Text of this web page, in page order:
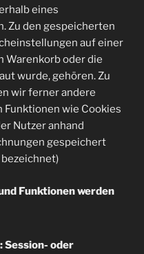
eines
Zu den gespeicherten
auf einer
Warenkorb oder die
wurde, gehören. Zu
wir ferner andere
Funktionen wie Cookies
Nutzer anhand
gespeichert
bezeichnet)
Funktionen werden
Session- oder